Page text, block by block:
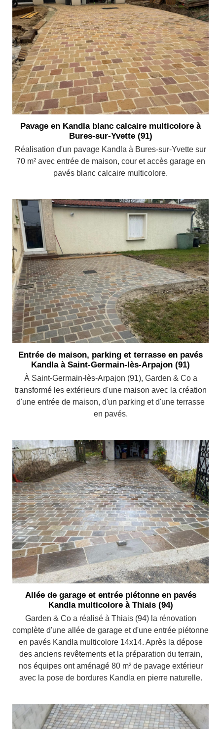
Pavage en Kandla blanc calcaire multicolore à
Bures-sur-Yvette (91)
Réalisation d'un pavage Kandla à Bures-sur-Yvette sur
70 m² avec entrée de maison, cour et accès garage en
pavés blanc calcaire multicolore.
Entrée de maison, parking et terrasse en pavés
Kandla à Saint-Germain-lès-Arpajon (91)
À Saint-Germain-lès-Arpajon (91), Garden & Co a
transformé les extérieurs d'une maison avec la création
d'une entrée de maison, d'un parking et d'une terrasse
en pavés.
Allée de garage et entrée piétonne en pavés
Kandla multicolore à Thiais (94)
Garden & Co a réalisé à Thiais (94) la rénovation
complète d'une allée de garage et d'une entrée piétonne
en pavés Kandla multicolore 14x14. Après la dépose
des anciens revêtements et la préparation du terrain,
nos équipes ont aménagé 80 m² de pavage extérieur
avec la pose de bordures Kandla en pierre naturelle.